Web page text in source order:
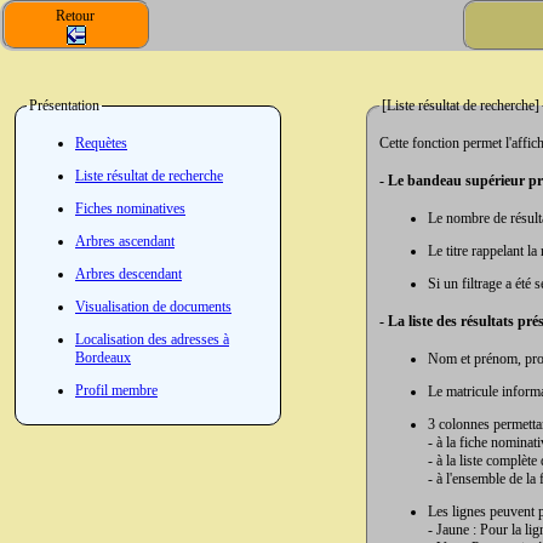
Retour
Présentation
Requètes
Liste résultat de recherche
Fiches nominatives
Arbres ascendant
Arbres descendant
Visualisation de documents
Localisation des adresses à
Bordeaux
Profil membre
[Liste résultat de recherche]
Cette fonction permet
- Le bandeau supérieur
Le nombre de
Le titre rappelant la
Si un filtrage a été
- La liste des résultats
Nom et prénom,
Le matricule
3 colonnes
- à la fiche
- à la liste complète
- à l'ensemble de la
Les lignes peuvent
- Jaune : Pour la